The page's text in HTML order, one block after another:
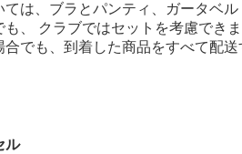
ては、ブラとパンティ、ガータベ
も、 クラブではセットを考慮でき
合でも、到着した商品をすべて配
ル